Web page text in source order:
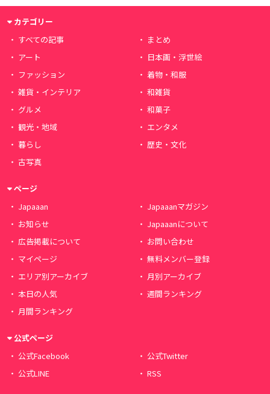
カテゴリー
すべての記事
まとめ
アート
日本画・浮世絵
ファッション
着物・和服
雑貨・インテリア
和雑貨
グルメ
和菓子
観光・地域
エンタメ
暮らし
歴史・文化
古写真
ページ
Japaaan
Japaaanマガジン
お知らせ
Japaaanについて
広告掲載について
お問い合わせ
マイページ
無料メンバー登録
エリア別アーカイブ
月別アーカイブ
本日の人気
週間ランキング
月間ランキング
公式ページ
公式Facebook
公式Twitter
公式LINE
RSS